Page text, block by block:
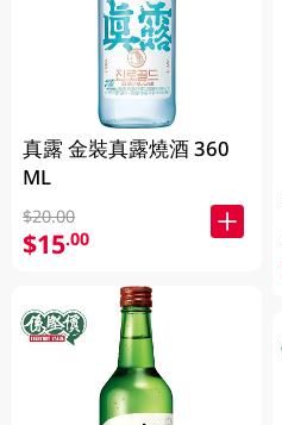
真露 金裝真露燒酒 360
ML
$20.00
$15.00